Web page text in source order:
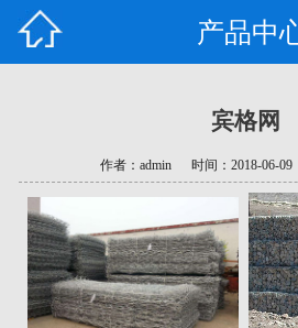
产品中
宾格网
作者：admin 时间：2018-06-09